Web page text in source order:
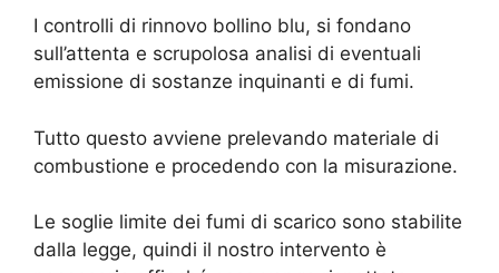
I controlli di rinnovo bollino blu, si fondano
sull’attenta e scrupolosa analisi di eventuali
emissione di sostanze inquinanti e di fumi.
Tutto questo avviene prelevando materiale di
combustione e procedendo con la misurazione.
Le soglie limite dei fumi di scarico sono stabilite
dalla legge, quindi il nostro intervento è